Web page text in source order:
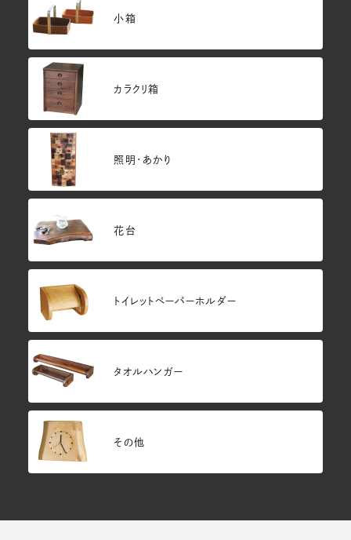
小箱
カラクリ箱
照明・あかり
花台
トイレットペーパーホルダー
タオルハンガー
その他